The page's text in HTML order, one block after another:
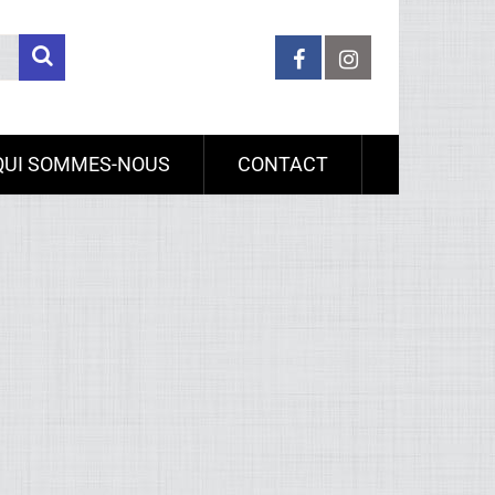
SOMMES-NOUS CONTACT